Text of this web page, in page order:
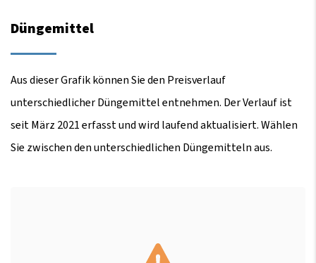
Düngemittel
Aus dieser Grafik können Sie den Preisverlauf
unterschiedlicher Düngemittel entnehmen. Der Verlauf ist
seit März 2021 erfasst und wird laufend aktualisiert. Wählen
Sie zwischen den unterschiedlichen Düngemitteln aus.